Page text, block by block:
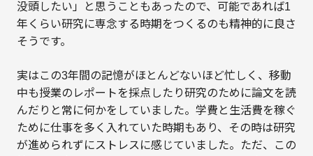
没頭したい」と思うこともあったので、可能であれば1
年くらい研究に専念する時期をつくるのも精神的に良さ
そうです。
実はこの3年間の記憶がほとんどないほど忙しく、移動
中も授業のレポートを採点したり研究のために論文を読
んだりと常に何かをしていました。学費と生活費を稼ぐ
ために仕事を多く入れていた時期もあり、その時は研究
が進められずにストレスに感じていました。ただ、この